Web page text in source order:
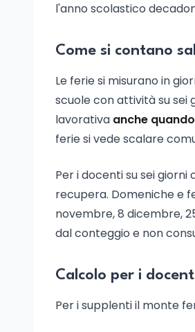
l'anno scolastico
Come si contano
Le ferie si misurano in
scuole con attività su sei
lavorativa anche
ferie si vede scalare
Per i docenti su sei
recupera. Domeniche e
novembre, 8 dicembre,
dal conteggio e non
Calcolo per i
Per i supplenti il monte